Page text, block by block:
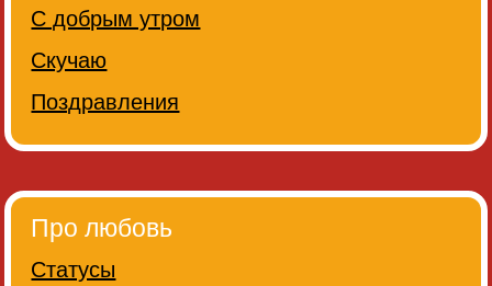
С добрым утром
Скучаю
Поздравления
Про любовь
Статусы